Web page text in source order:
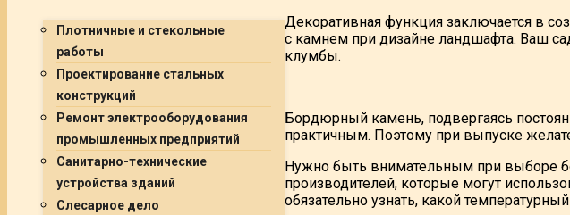
Плотничные и стекольные
работы
Проектирование стальных
конструкций
Ремонт электрооборудования
промышленных предприятий
Санитарно-технические
устройства зданий
Слесарное дело
Декоративная функция заключается в
с камнем при дизайне ландшафта. Ваш
клумбы.
Бордюрный камень, подвергаясь
практичным. Поэтому при выпуске
Нужно быть внимательным при выборе
производителей, которые могут
обязательно узнать, какой